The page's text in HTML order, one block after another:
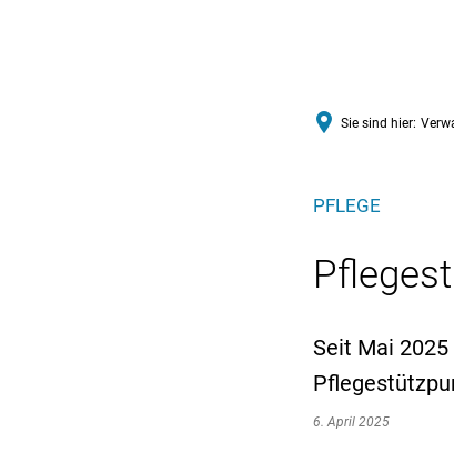
Sie sind hier:
PFLEGE
Seit Mai
6. April 2025